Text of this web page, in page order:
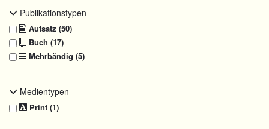
Publikationstypen
Aufsatz (50)
Buch (17)
Mehrbändig (5)
Medientypen
Print (1)